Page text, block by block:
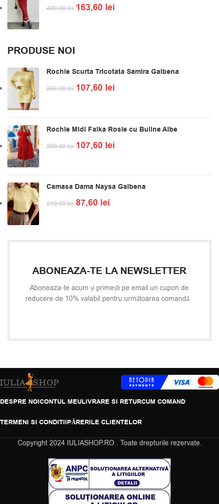
409,00lei 163,60 lei
PRODUSE NOI
Rochie Scurta Tricotata Samira Galbena
269,00lei 107,60 lei
Rochie Midi Falka Rosie cu Buline Albe
269,00lei 107,60 lei
Camasa Dama Naysa Galbena
219,00lei 87,60 lei
ABONEAZA-TE LA NEWSLETTER
Aboneaza-te acum și primești pe email un cupon de
reducere de 10% valabil pentru următoarea comandă.
DESPRE NOICONTUL MEULIVRARE SI RETURCUM COMAND
TERMENI SI CONDITIIPĂRERILE CLIENTELOR
Copyright 2024 IULIASHOP.RO . Toate drepturile rezervate.